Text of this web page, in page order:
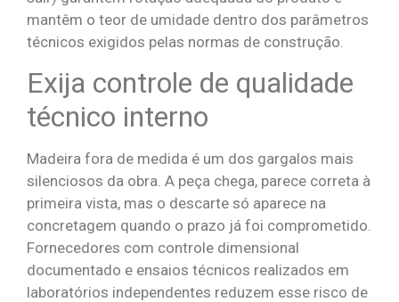
mantêm o teor de umidade dentro dos parâmetros
técnicos exigidos pelas normas de construção.
Exija controle de qualidade
técnico interno
Madeira fora de medida é um dos gargalos mais
silenciosos da obra. A peça chega, parece correta à
primeira vista, mas o descarte só aparece na
concretagem quando o prazo já foi comprometido.
Fornecedores com controle dimensional
documentado e ensaios técnicos realizados em
laboratórios independentes reduzem esse risco de